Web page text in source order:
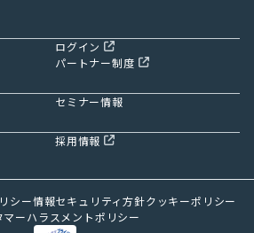
ログイン
パートナー制度
セミナー情報
採用情報
シー情報セキュリティ方針クッキーポリシー
マーハラスメントポリシー